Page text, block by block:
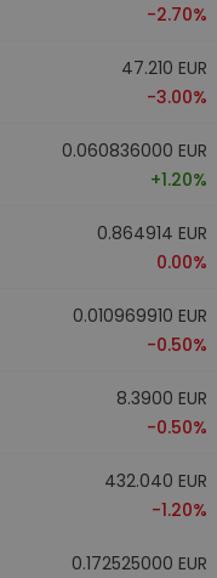
-2.70%
47.210 EUR
-3.00%
0.060836000 EUR
+1.20%
0.864914 EUR
0.00%
0.010969910 EUR
-0.50%
8.3900 EUR
-0.50%
432.040 EUR
-1.20%
0.172525000 EUR